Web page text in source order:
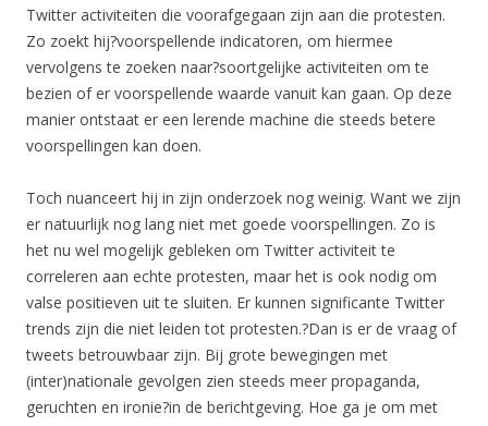
Twitter activiteiten die voorafgegaan zijn aan die protesten.
Zo zoekt hij?voorspellende indicatoren, om hiermee
vervolgens te zoeken naar?soortgelijke activiteiten om te
bezien of er voorspellende waarde vanuit kan gaan. Op deze
manier ontstaat er een lerende machine die steeds betere
voorspellingen kan doen.
Toch nuanceert hij in zijn onderzoek nog weinig. Want we zijn
er natuurlijk nog lang niet met goede voorspellingen. Zo is
het nu wel mogelijk gebleken om Twitter activiteit te
correleren aan echte protesten, maar het is ook nodig om
valse positieven uit te sluiten. Er kunnen significante Twitter
trends zijn die niet leiden tot protesten.?Dan is er de vraag of
tweets betrouwbaar zijn. Bij grote bewegingen met
(inter)nationale gevolgen zien steeds meer propaganda,
geruchten en ironie?in de berichtgeving. Hoe ga je om met